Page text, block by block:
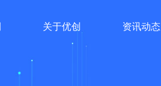
关于优创 资讯动态